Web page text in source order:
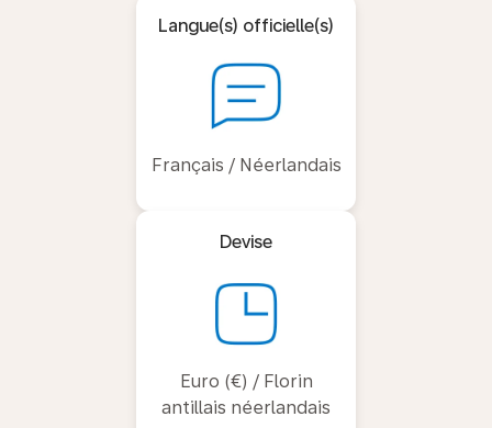
Langue(s) officielle(s)
Français / Néerlandais
Devise
Euro (€) / Florin
antillais néerlandais